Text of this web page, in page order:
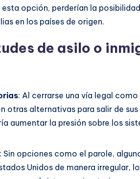
opción, perderían la
en los países de origen.
de asilo o
: Al cerrarse una vía legal
otras alternativas para salir de sus
aumentar la presión sobre los
: Sin opciones como el parole,
Unidos de manera irregular,